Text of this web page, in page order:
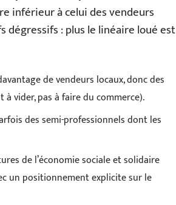
inférieur à celui des vendeurs
dégressifs : plus le linéaire loué est
de vendeurs locaux, donc des
vider, pas à faire du commerce).
des semi-professionnels dont les
de l’économie sociale et solidaire
un positionnement explicite sur le